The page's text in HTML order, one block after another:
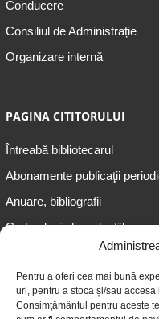
Pentru a oferi cea mai bună
uri, pentru a stoca și/sau
Consimțământul pentru aceste
Conducere
Consiliul de Administrație
Organizare internă
PAGINA CITITORULUI
Întreabă bibliotecarul
Abonamente publicaţii
Anuare, bibliografii
Cartea lunii din colecțiile
Informații pentru adolescenți